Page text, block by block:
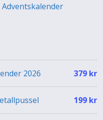
Adventskalender
2026 379 kr
199 kr